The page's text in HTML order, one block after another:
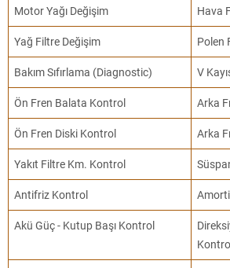
Motor Yağı Değişim Hava
Yağ Filtre Değişim Polen
Bakım Sıfırlama (Diagnostic) V
Ön Fren Balata Kontrol Arka
Ön Fren Diski Kontrol Arka
Yakıt Filtre Km. Kontrol
Antifriz Kontrol
Akü Güç - Kutup Başı Kontrol
Kontrol